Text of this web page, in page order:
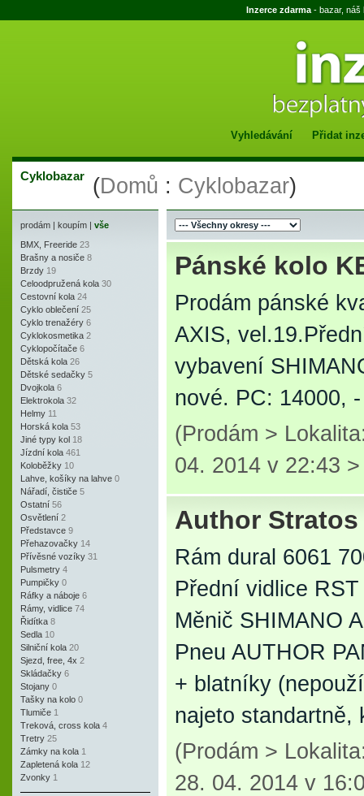
Inzerce zdarma - bazar, náš
Vyhledávání Přidat
Cyklobazar (Domů : Cyklobazar)
prodám | koupím | vše
BMX, Freeride 23
Brašny a nosiče 8
Brzdy 19
Celoodpružená kola 30
Cestovní kola 24
Cyklo oblečení 25
Cyklo trenažéry 6
Cyklokosmetika 2
Cyklopočítače 6
Dětská kola 26
Dětské sedačky 5
Dvojkola 6
Elektrokola 32
Helmy 11
Horská kola 53
Jiné typy kol 18
Jízdní kola 461
Koloběžky 10
Lahve, košíky na lahve 0
Nářadí, čističe 5
Ostatní 56
Osvětlení 2
Představce 9
Přehazovačky 14
Přívěsné vozíky 31
Pulsmetry 4
Pumpičky 0
Ráfky a náboje 6
Rámy, vidlice 74
Řidítka 8
Sedla 10
Silniční kola 20
Sjezd, free, 4x 2
Skládačky 6
Stojany 0
Tašky na kolo 0
Tlumiče 1
Treková, cross kola 4
Tretry 25
Zámky na kola 1
Zapletená kola 12
Zvonky 1
Pánské kolo
Prodám pánské
AXIS,
vybavení
nové. PC: 14000,
(Prodám >
04. 2014 v 22:43
Author Stratos
Rám dural 6061
Přední vidlice
Měnič SHIMANO
Pneu AUTHOR
+ blatníky
najeto standartně,
(Prodám >
28. 04. 2014 v